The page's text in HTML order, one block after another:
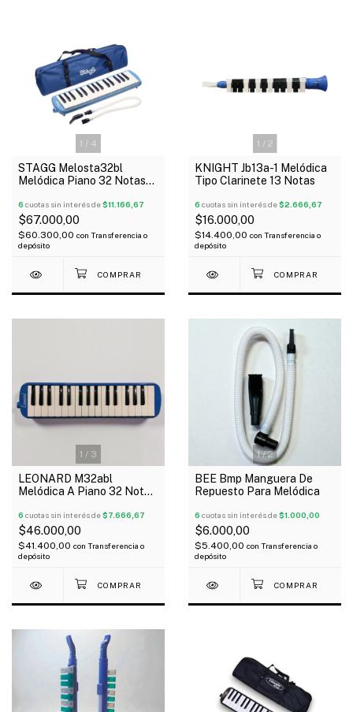
1 / 4
STAGG Melosta32bl
Melódica Piano 32 Notas
6 cuotas sin interés de$11.166,67
$67.000,00
$60.300,00 con Transferencia o
depósito
1 / 2
KNIGHT Jb13a-1 Melódica
Tipo Clarinete 13 Notas
6 cuotas sin interés de$2.666,67
$16.000,00
$14.400,00 con Transferencia o
depósito
1 / 3
LEONARD M32abl
Melódica A Piano 32 Notas
6 cuotas sin interés de$7.666,67
$46.000,00
$41.400,00 con Transferencia o
depósito
1/2
BEE Bmp Manguera De
Repuesto Para Melódica
6 cuotas sin interés de$1.000,00
$6.000,00
$5.400,00 con Transferencia o
depósito